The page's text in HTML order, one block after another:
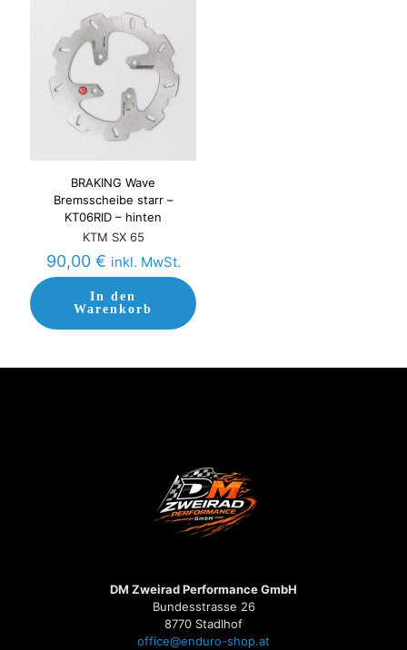
BRAKING Wave
Bremsscheibe starr –
KT06RID – hinten
KTM SX 65
90,00 € inkl. MwSt.
In den
Warenkorb
DM Zweirad Performance GmbH
Bundesstrasse 26
8770 Stadlhof
office@enduro-shop.at